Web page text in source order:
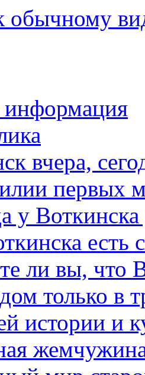
обычному
вчера,
первых
у
есть
ли вы, что
только в
истории и